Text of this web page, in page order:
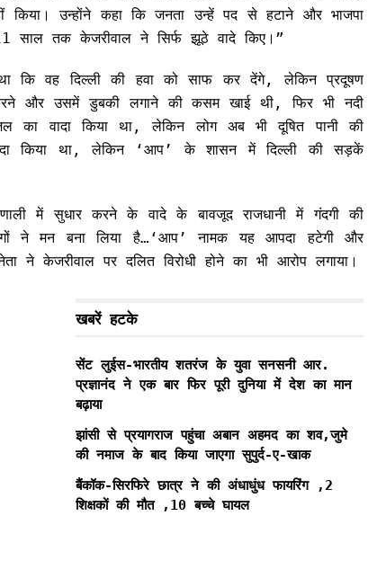
किया। उन्होंने कहा कि जनता उन्हें पद से हटाने और भाजपा
साल तक केजरीवाल ने सिर्फ झूठे वादे किए।”
कि वह दिल्ली की हवा को साफ कर देंगे, लेकिन प्रदूषण
और उसमें डुबकी लगाने की कसम खाई थी, फिर भी नदी
का वादा किया था, लेकिन लोग अब भी दूषित पानी की
किया था, लेकिन ‘आप’ के शासन में दिल्ली की सड़कें
में सुधार करने के वादे के बावजूद राजधानी में गंदगी की
ने मन बना लिया है…‘आप’ नामक यह आपदा हटेगी और
ने केजरीवाल पर दलित विरोधी होने का भी आरोप लगाया।
खबरें हटके
सेंट लुईस-भारतीय शतरंज के युवा सनसनी आर.
प्रज्ञानंद ने एक बार फिर पूरी दुनिया में देश का मान
बढ़ाया
झांसी से प्रयागराज पहुंचा अबान अहमद का शव,जुमे
की नमाज के बाद किया जाएगा सुपुर्द-ए-खाक
बैंकॉक-सिरफिरे छात्र ने की अंधाधुंध फायरिंग ,2
शिक्षकों की मौत ,10 बच्चे घायल